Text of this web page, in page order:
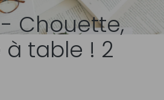
Chouette,
table ! 2